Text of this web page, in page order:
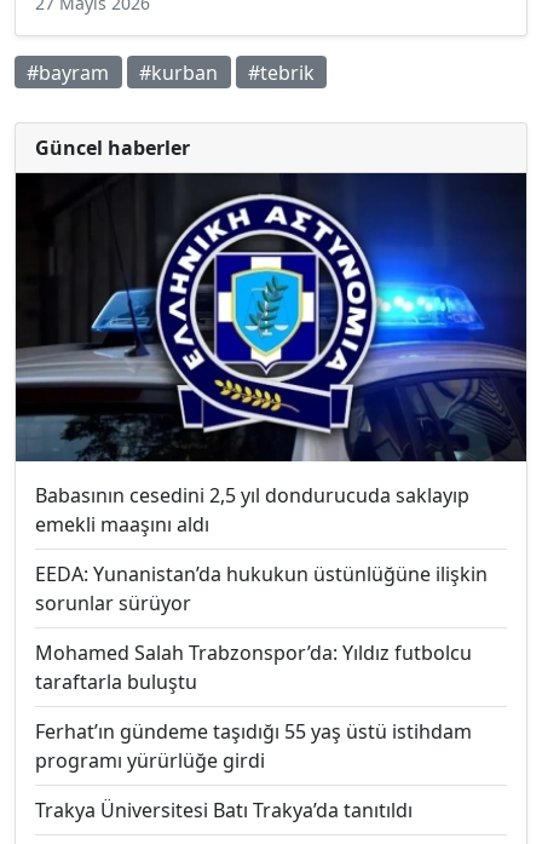
#bayram #kurban #tebrik
Güncel haberler
Babasının cesedini 2,5 yıl dondurucuda saklayıp
emekli maaşını aldı
EEDA: Yunanistan’da hukukun üstünlüğüne ilişkin
sorunlar sürüyor
Mohamed Salah Trabzonspor’da: Yıldız futbolcu
taraftarla buluştu
Ferhat’ın gündeme taşıdığı 55 yaş üstü istihdam
programı yürürlüğe girdi
Trakya Üniversitesi Batı Trakya’da tanıtıldı